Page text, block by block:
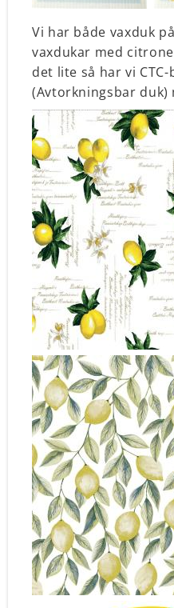
Vi har både vaxduk
vaxdukar med
det lite så har vi
(Avtorkningsbar